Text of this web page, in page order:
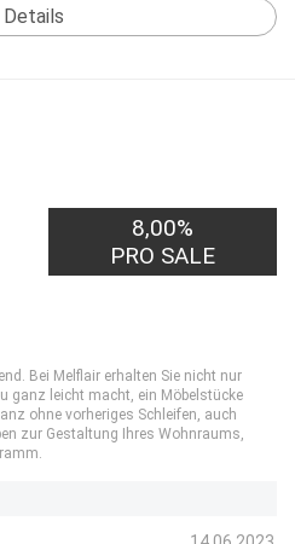
Details
8,00%
PRO SALE
Bei Melflair erhalten Sie nicht nur
ganz leicht macht, ein Möbelstücke
ohne vorheriges Schleifen, auch
zur Gestaltung Ihres Wohnraums,